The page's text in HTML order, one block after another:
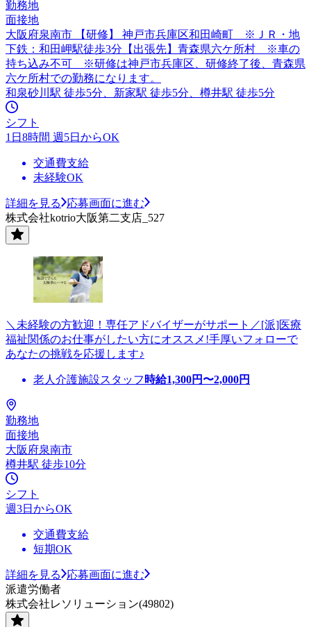
勤務地
面接地
大阪府泉南市 【研修】 神戸市兵庫区和田崎町 ※ＪＲ・地
下鉄：和田岬駅徒歩3分【出張先】青森県六ケ所村 ※車の
持ち込み不可 ※研修は神戸市兵庫区、研修終了後、青森県
六ケ所村での勤務になります。
和泉砂川駅 徒歩5分、新家駅 徒歩5分、樽井駅 徒歩5分
シフト
1日8時間 週5日からOK
交通費支給
未経験OK
詳細を見る
応募画面に進む
株式会社kotrio大阪第二支店_527
＼未経験の方歓迎！専任アドバイザーがサポート／[派]医療
福祉関係のお仕事がしたい方にオススメ!手厚いフォローで
あなたの挑戦を応援します♪
老人介護施設スタッフ 時給1,300円〜2,000円
勤務地
面接地
大阪府泉南市
樽井駅 徒歩10分
シフト
週3日からOK
交通費支給
短期OK
詳細を見る
応募画面に進む
派遣労働者
株式会社レソリューション(49802)